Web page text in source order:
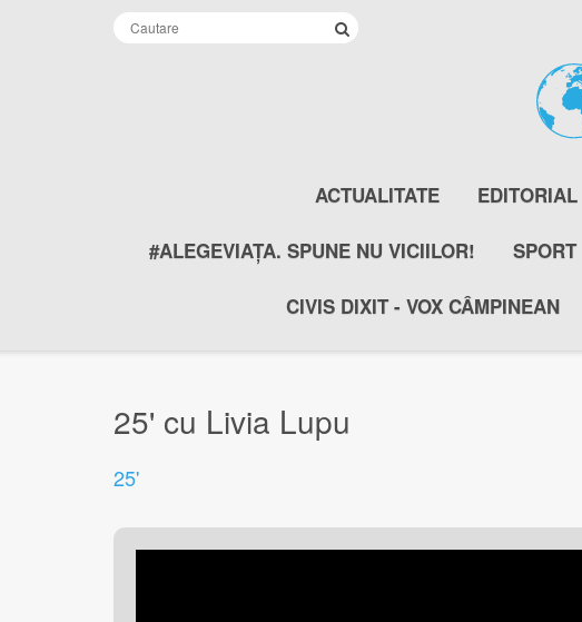
ACTUALITATE EDITORIAL
#ALEGEVIAȚA. SPUNE NU VICIILOR! SPORT
CIVIS DIXIT - VOX CÂMPINEAN
25' cu Livia Lupu
25'